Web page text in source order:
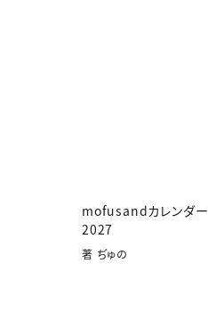
mofusandカレンダー
2027
著 ぢゅの